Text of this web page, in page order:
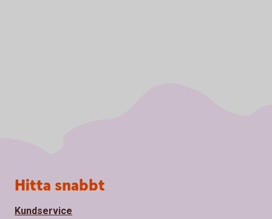
Sidfot
Hitta snabbt
Kundservice